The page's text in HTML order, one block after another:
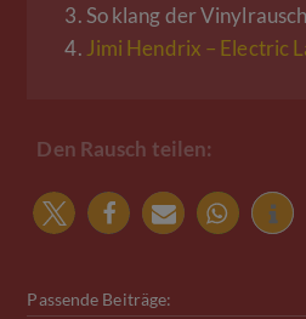
3.So klang der
4. Jimi Hendrix – Electric
Den Rausch teilen:
Passende Beiträge: